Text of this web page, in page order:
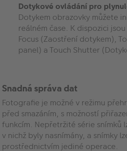
Dotykové ovládání pro
Dotykem obrazovky můžete
reálném čase. K dispozici
Focus (Zaostření dotykem),
panel) a Touch Shutter
Snadná správa dat
Fotografie je možné v režimu
před smazáním, s možností
funkcím. Nepřetržité série snímků
v nichž byly nasnímány, a snímky
prostřednictvím jediné operace.